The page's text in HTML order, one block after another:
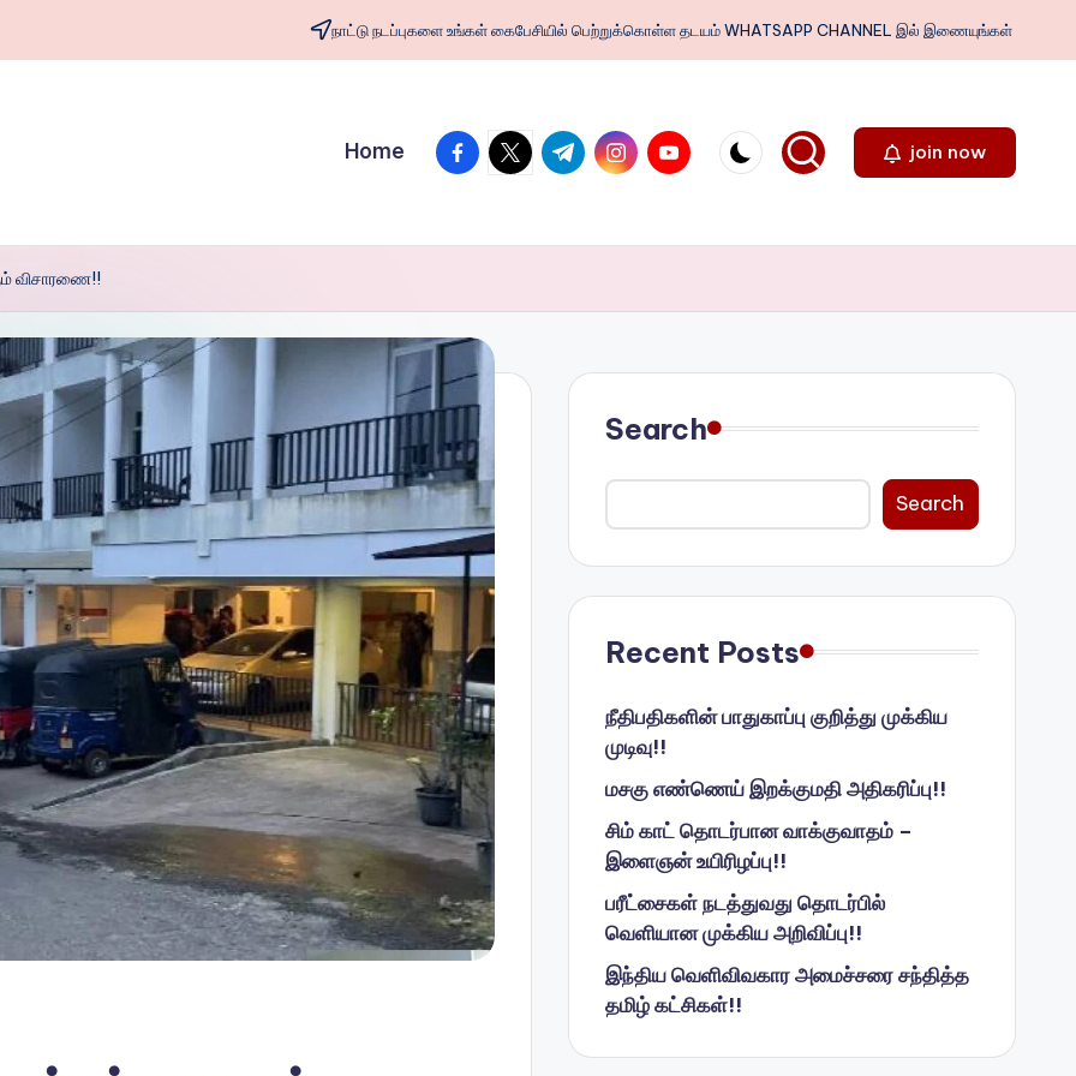
நாட்டு நடப்புகளை உங்கள் கைபேசியில் பெற்றுக்கொள்ள தடயம் WHATSAPP CHANNEL இல் இணையுங்கள்
Home facebook.com
twitter.com
t.me instagram.com
youtube.com join now
விசாரணை!!
Search
Search
Recent Posts
நீதிபதிகளின் பாதுகாப்பு குறித்து முக்கிய
முடிவு!!
மசகு எண்ணெய் இறக்குமதி அதிகரிப்பு!!
சிம் காட் தொடர்பான வாக்குவாதம் –
இளைஞன் உயிரிழப்பு!!
பரீட்சைகள் நடத்துவது தொடர்பில்
வெளியான முக்கிய அறிவிப்பு!!
இந்திய வெளிவிவகார அமைச்சரை சந்தித்த
தமிழ் கட்சிகள்!!